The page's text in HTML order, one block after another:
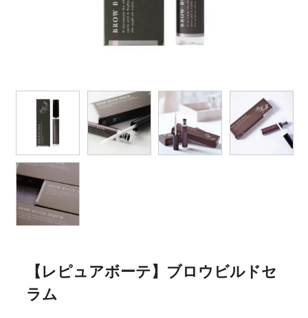
【レピュアボーテ】ブロウビルドセ
ラム